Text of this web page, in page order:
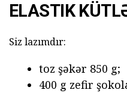
ELASTIK
Siz lazımdır:
toz şəkər 850 g;
400 g zefir